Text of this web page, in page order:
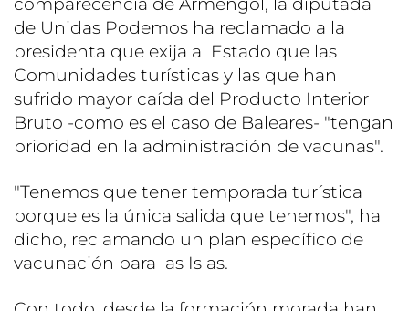
de Unidas Podemos ha reclamado a la
presidenta que exija al Estado que las
Comunidades turísticas y las que han
sufrido mayor caída del Producto Interior
Bruto -como es el caso de Baleares- "tengan
prioridad en la administración de vacunas".
"Tenemos que tener temporada turística
porque es la única salida que tenemos", ha
dicho, reclamando un plan específico de
vacunación para las Islas.